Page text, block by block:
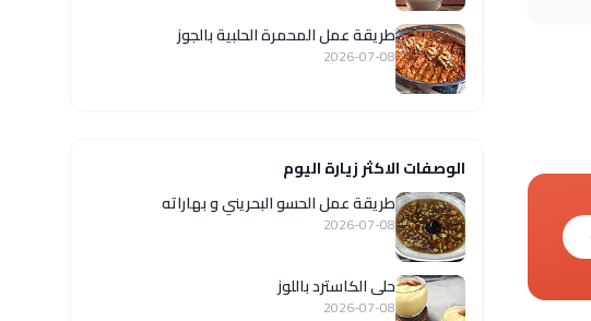
طريقة عمل المحمرة الحلبية بالجوز
2026-07-08
الوصفات الاكثر زيارة اليوم
طريقة عمل الحسو البحريني و بهاراته
2026-07-08
حلى الكاسترد باللوز
2026-07-08